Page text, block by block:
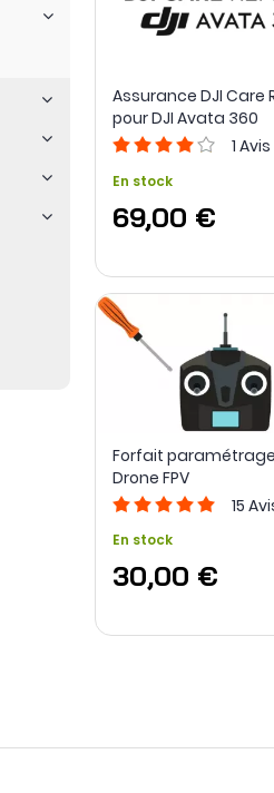
Assurance DJI Care
pour DJI Avata 360
1 Avis
En stock
69,00 €
Forfait
Drone FPV
15
En stock
30,00 €